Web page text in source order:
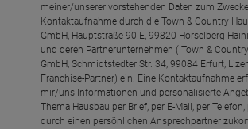
meiner/unserer vorstehenden Daten zum
Kontaktaufnahme durch die Town & Country
GmbH, Hauptstraße 90 E, 99820 Hörselberg-
und deren Partnerunternehmen ( Town &
GmbH, Schmidtstedter Str. 34, 99084 Erfurt,
Franchise-Partner) ein. Eine Kontaktaufnahme
mir/uns Informationen und personalisierte
Thema Hausbau per Brief, per E-Mail, per
durch einen persönlichen Ansprechpartner